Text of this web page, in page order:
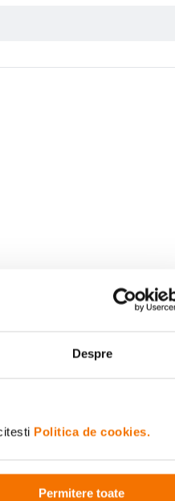
Despre
Politica de cookies.
Permitere toate